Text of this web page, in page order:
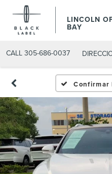
LINCOLN
BAY
CALL 305-686-0037
Confirmar